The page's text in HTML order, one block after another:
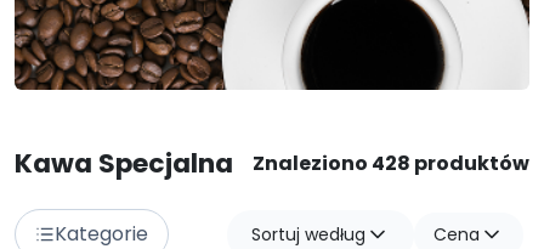
Kawa Specjalna Znaleziono 428 produktów
Kategorie Sortuj według
Cena